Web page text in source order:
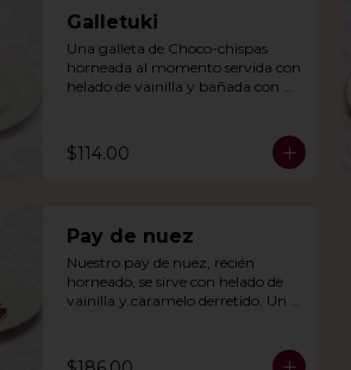
Galletuki
Una galleta de Choco-chispas
horneada al momento servida con
helado de vainilla y bañada con
$114.00
Pay de nuez
Nuestro pay de nuez, recién
horneado, se sirve con helado de
vainilla y caramelo derretido. Un